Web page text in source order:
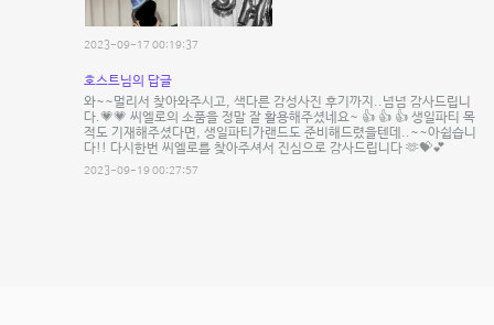
2023-09-17 00:19:37
호스트님의 답글
와~~멀리서 찾아와주시고, 색다른 감성사진 후기까지..넘넘 감사드립니
다.💗💗 씨엘로의 소품을 정말 잘 활용해주셨네요~ 👍 👍 👍 생일파티 목
적도 기재해주셨다면, 생일파티가랜드도 준비해드렸을텐데..~~아쉽습니
다!! 다시한번 씨엘로를 찾아주셔서 진심으로 감사드립니다 🫶💝💕
2023-09-19 00:27:57